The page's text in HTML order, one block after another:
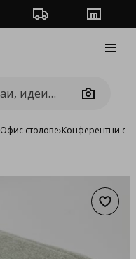
Проследяване на
Camera
Офис столове›Конферентни